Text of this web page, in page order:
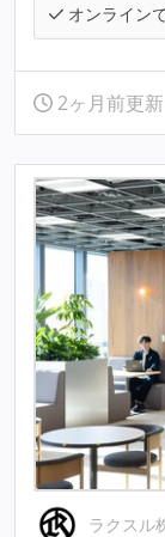
オンライン
2ヶ月前更新
ラクスル